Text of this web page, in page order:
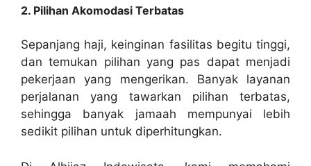
2. Pilihan Akomodasi Terbatas
Sepanjang haji, keinginan fasilitas begitu tinggi,
dan temukan pilihan yang pas dapat menjadi
pekerjaan yang mengerikan. Banyak layanan
perjalanan yang tawarkan pilihan terbatas,
sehingga banyak jamaah mempunyai lebih
sedikit pilihan untuk diperhitungkan.